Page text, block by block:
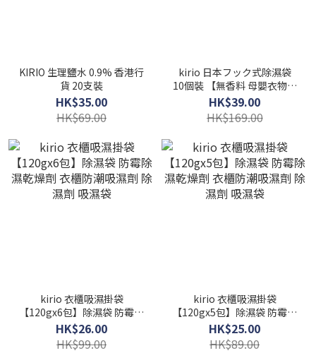
KIRIO 生理鹽水 0.9% 香港行
貨 20支裝
HK$35.00
HK$69.00
kirio 日本フック式除濕袋
10個裝 【無香料 母嬰衣物可
用】
HK$39.00
HK$169.00
kirio 衣櫃吸濕掛袋
【120gx6包】除濕袋 防霉除
濕乾燥劑 衣櫃防潮吸濕劑 除
濕劑 吸濕袋
HK$26.00
HK$99.00
kirio 衣櫃吸濕掛袋
【120gx5包】除濕袋 防霉除
濕乾燥劑 衣櫃防潮吸濕劑 除
濕劑 吸濕袋
HK$25.00
HK$89.00